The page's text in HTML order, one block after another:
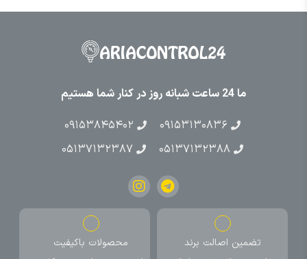
ما 24 ساعت شبانه روز در کنار شما هستیم
۰۹۱۵۳۱۳۰۸۳۶
۰۹۱۵۳۸۴۵۴۰۲
۰۵۱۳۷۱۳۲۳۸۸
۰۵۱۳۷۱۳۲۳۸۷
تضمین اصالت برند محصولات باکیفیت